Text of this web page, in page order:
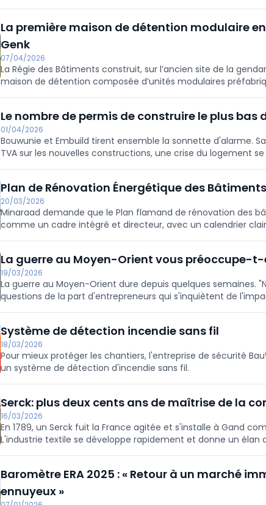
La première maison de détention modulaire
Genk
07/04/2026
La Régie des Bâtiments construit, sur l’ancien site de la
maison de détention composée d’unités modulaires
Le nombre de permis de construire le plus bas
01/04/2026
Bouwunie et Embuild tirent ensemble la sonnette d'alarme.
TVA sur les nouvelles constructions, une crise du logement
Plan de Rénovation Énergétique des
20/03/2026
Minaraad demande que le Plan flamand de rénovation des
comme un cadre intégré et directeur, avec un calendrier
La guerre au Moyen-Orient vous préoccupe-t-
19/03/2026
La guerre au Moyen-Orient dure depuis quelques semaines.
questions de la part d'entrepreneurs qui s'inquiètent de
Système de détection incendie sans fil
18/03/2026
Pour mieux protéger les chantiers, l'entreprise de sécurité
un système de détection d'incendie sans fil.
Serck: plus deux cents ans de maîtrise de la
16/03/2026
En 1789, un Serck fuit la France agitée et s'installe à Gand
L'industrie textile se développe rapidement et donne un élan
Baromètre ERA 2025 : « Retour à un marché
ennuyeux »